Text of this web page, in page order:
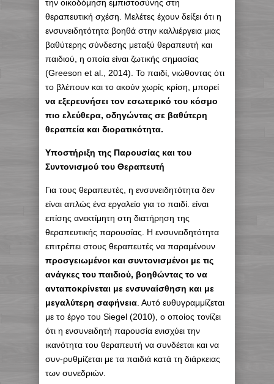
την οικοδόμηση εμπιστοσύνης στη
θεραπευτική σχέση. Μελέτες έχουν δείξει ότι η
ενσυνειδητότητα βοηθά στην καλλιέργεια μιας
βαθύτερης σύνδεσης μεταξύ θεραπευτή και
παιδιού, η οποία είναι ζωτικής σημασίας
(Greeson et al., 2014). Το παιδί, νιώθοντας ότι
το βλέπουν και το ακούν χωρίς κρίση, μπορεί
να εξερευνήσει τον εσωτερικό του κόσμο
πιο ελεύθερα, οδηγώντας σε βαθύτερη
θεραπεία και διορατικότητα.
Υποστήριξη της Παρουσίας και του
Συντονισμού του Θεραπευτή
Για τους θεραπευτές, η ενσυνειδητότητα δεν
είναι απλώς ένα εργαλείο για το παιδί. είναι
επίσης ανεκτίμητη στη διατήρηση της
θεραπευτικής παρουσίας. Η ενσυνειδητότητα
επιτρέπει στους θεραπευτές να παραμένουν
προσγειωμένοι και συντονισμένοι με τις
ανάγκες του παιδιού, βοηθώντας το να
ανταποκρίνεται με ενσυναίσθηση και με
μεγαλύτερη σαφήνεια . Αυτό ευθυγραμμίζεται
με το έργο του Siegel (2010), ο οποίος τονίζει
ότι η ενσυνειδητή παρουσία ενισχύει την
ικανότητα του θεραπευτή να συνδέεται και να
συν-ρυθμίζεται με τα παιδιά κατά τη διάρκειας
των συνεδριών.